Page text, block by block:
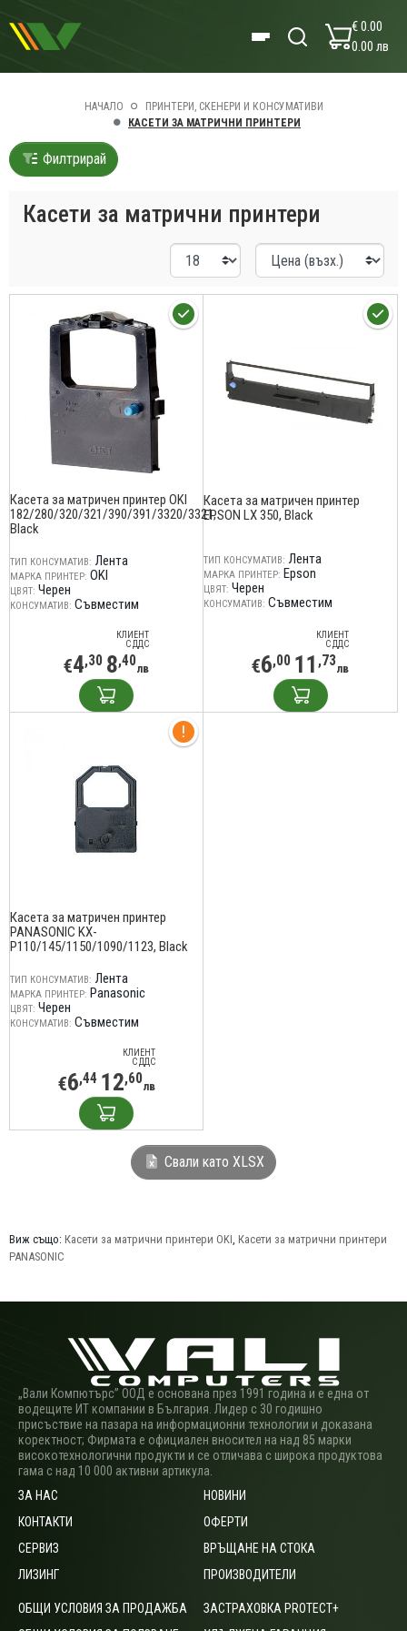
€ 0.00
0.00 лв
НАЧАЛО
ПРИНТЕРИ, СКЕНЕРИ И КОНСУМАТИВИ
КАСЕТИ ЗА МАТРИЧНИ ПРИНТЕРИ
Филтрирай
Касети за матрични принтери
Касета за матричен принтер OKI
182/280/320/321/390/391/3320/3321,
Black
ТИП КОНСУМАТИВ: Лента
МАРКА ПРИНТЕР: OKI
ЦВЯТ: Черен
КОНСУМАТИВ: Съвместим
КЛИЕНТ
С ДДС
€4,30 8,40лв
Касета за матричен принтер
EPSON LX 350, Black
ТИП КОНСУМАТИВ: Лента
МАРКА ПРИНТЕР: Epson
ЦВЯТ: Черен
КОНСУМАТИВ: Съвместим
КЛИЕНТ
С ДДС
€6,00 11 ,73лв
Касета за матричен принтер
PANASONIC KX-
P110/145/1150/1090/1123, Black
ТИП КОНСУМАТИВ: Лента
МАРКА ПРИНТЕР: Panasonic
ЦВЯТ: Черен
КОНСУМАТИВ: Съвместим
КЛИЕНТ
С ДДС
€6,44 12,60лв
Свали като XLSX
Виж също: Касети за матрични принтери OKI, Касети за матрични принтери
PANASONIC
„Вали Компютърс” ООД е основана през 1991 година и е една от
водещите ИТ компании в България. Лидер с 30 годишно
присъствие на пазара на информационни технологии и доказана
коректност; Фирмата е официален вносител на над 85 марки
високотехнологични продукти и се отличава с широка продуктова
гама с над 10 000 активни артикула.
ЗА НАС
КОНТАКТИ
СЕРВИЗ
ЛИЗИНГ
НОВИНИ
ОФЕРТИ
ВРЪЩАНЕ НА СТОКА
ПРОИЗВОДИТЕЛИ
ОБЩИ УСЛОВИЯ ЗА ПРОДАЖБА
ЗАСТРАХОВКА PROTECT+